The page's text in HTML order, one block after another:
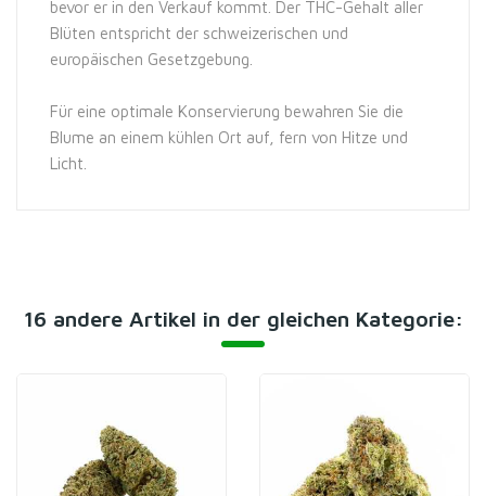
bevor er in den Verkauf kommt. Der THC-Gehalt aller
Blüten entspricht der schweizerischen und
europäischen Gesetzgebung.
Für eine optimale Konservierung bewahren Sie die
Blume an einem kühlen Ort auf, fern von Hitze und
Licht.
16 andere Artikel in der gleichen Kategorie: